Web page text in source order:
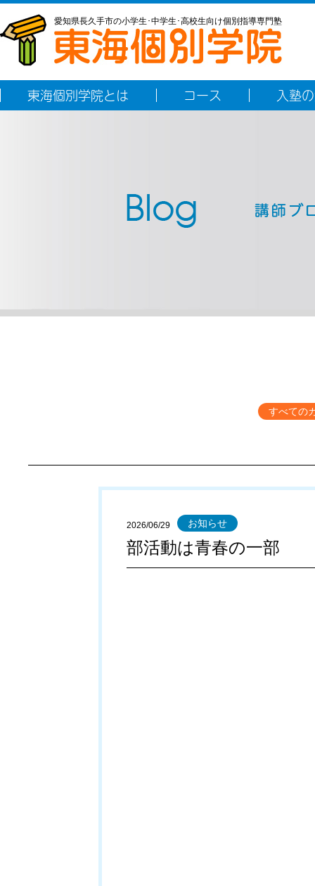
愛知県長久手市の小学生･中学生･高校生向け個別指導専門塾
東海個別学院とは コース 入塾
すべての
2026/06/29 お知らせ
部活動は青春の一部